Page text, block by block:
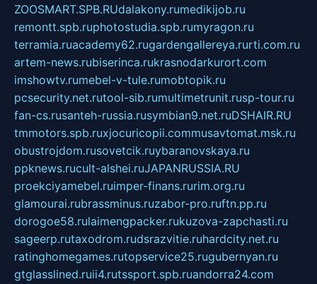
ZOOSMART.SPB.RUdalakony.rumedikijob.ru
remontt.spb.ruphotostudia.spb.rumyragon.ru
terramia.ruacademy62.rugardengallereya.rurti.com.ru
artem-news.rubiserinca.rukrasnodarkurort.com
imshowtv.rumebel-v-tule.rumobtopik.ru
pcsecurity.net.rutool-sib.rumultimetrunit.rusp-tour.ru
fan-cs.rusanteh-russia.rusymbian9.net.ruDSHAIR.RU
tmmotors.spb.ruxjocuricopii.commusavtomat.msk.ru
obustrojdom.rusovetcik.ruybaranovskaya.ru
ppknews.rucult-alshei.ruJAPANRUSSIA.RU
proekciyamebel.ruimper-finans.rurim.org.ru
glamourai.rubrassminus.ruzabor-pro.ruftn.pp.ru
dorogoe58.rulaimengpacker.rukuzova-zapchasti.ru
sageerp.rutaxodrom.rudsrazvitie.ruhardcity.net.ru
ratinghomegames.rutopservice25.rugubernyan.ru
gtglasslined.ruii4.rutssport.spb.ruandorra24.com